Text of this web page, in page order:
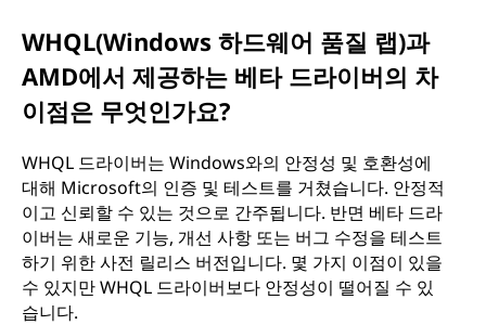
엇
인
가
요
WHQL(Windows 하드웨어 품질 랩)과
AMD에서 제공하는 베타 드라이버의 차
이점은 무엇인가요?
WHQL 드라이버는 Windows와의 안정성 및 호환성에
대해 Microsoft의 인증 및 테스트를 거쳤습니다. 안정적
이고 신뢰할 수 있는 것으로 간주됩니다. 반면 베타 드라
이버는 새로운 기능, 개선 사항 또는 버그 수정을 테스트
하기 위한 사전 릴리스 버전입니다. 몇 가지 이점이 있을
수 있지만 WHQL 드라이버보다 안정성이 떨어질 수 있
습니다.